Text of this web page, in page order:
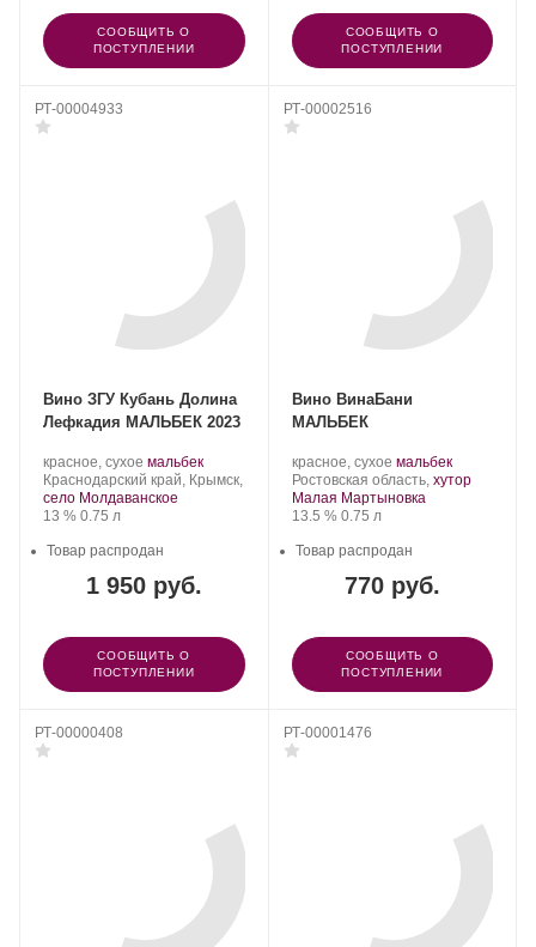
СООБЩИТЬ О
ПОСТУПЛЕНИИ
СООБЩИТЬ О
ПОСТУПЛЕНИИ
РТ-00004933
Вино ЗГУ Кубань Долина
Лефкадия МАЛЬБЕК 2023
Производитель:
Долина
Лефкадия.
красное, сухое .
Сорт
винограда:
мальбек.
Регион:
Краснодарский край, Крымск,
село Молдаванское
Крепость
13 %. Объем
0.75 л
1 950 руб.
Товар распродан
СООБЩИТЬ О
ПОСТУПЛЕНИИ
РТ-00002516
Вино ВинаБани
МАЛЬБЕК
Производитель:
VinaBani.
красное, сухое .
Сорт
винограда:
мальбек.
Регион:
Ростовская область, хутор
Малая Мартыновка
Крепость
13.5 %. Объем
0.75 л
770 руб.
Товар распродан
СООБЩИТЬ О
ПОСТУПЛЕНИИ
РТ-00000408 РТ-00001476